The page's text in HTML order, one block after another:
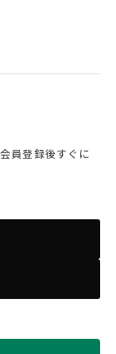
員登録後すぐに